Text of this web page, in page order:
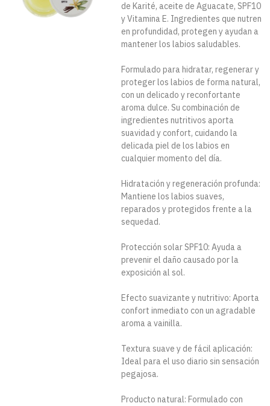
de Karité, aceite de Aguacate, SPF10
y Vitamina E. Ingredientes que nutren
en profundidad, protegen y ayudan a
mantener los labios saludables.
Formulado para hidratar, regenerar y
proteger los labios de forma natural,
con un delicado y reconfortante
aroma dulce. Su combinación de
ingredientes nutritivos aporta
suavidad y confort, cuidando la
delicada piel de los labios en
cualquier momento del día.
Hidratación y regeneración profunda:
Mantiene los labios suaves,
reparados y protegidos frente a la
sequedad.
Protección solar SPF10: Ayuda a
prevenir el daño causado por la
exposición al sol.
Efecto suavizante y nutritivo: Aporta
confort inmediato con un agradable
aroma a vainilla.
Textura suave y de fácil aplicación:
Ideal para el uso diario sin sensación
pegajosa.
Producto natural: Formulado con